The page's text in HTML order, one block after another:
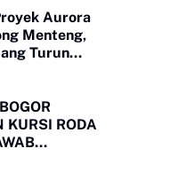
Aurora
Menteng,
Turun
KURSI RODA